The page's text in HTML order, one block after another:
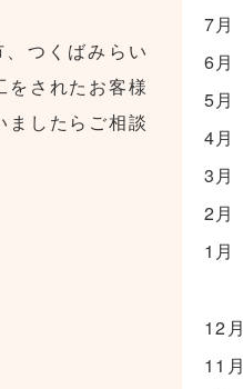
つくばみらい
されたお客様
したらご相談
7月
6月
5月
4月
3月
2月
1月
12月
11月